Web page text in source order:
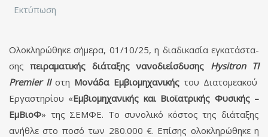
Εκτύπωση
Ολοκληρώθηκε σήμερα, 01/10/25, η διαδικασία εγκα­τά­στα­
σηςπειραματικής διάταξης νανο­διείσδυσης Hysitron TI
Premier II στη Μονάδα Εμβιομηχανικήςτου Διατομεακού
Εργαστηρίου «Εμβιομηχανικής καιΒιοϊ­ατρικής Φυσικής –
ΕμΒιοΦ» της ΣΕΜΦΕ. Το συνολικό κόστος της διάταξης
ανήθλε στο ποσό των 280.000 €. Επίσης ολοκληρώθηκε η